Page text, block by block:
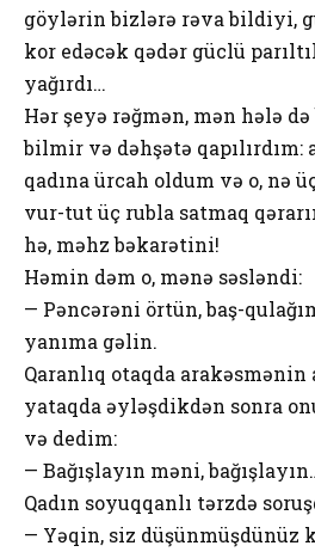
göylərin bizlərə rəva bildiyi,
kor edəcək qədər güclü
yağırdı…
Hər şeyə rəğmən, mən hələ
bilmir və dəhşətə qapılırdım:
qadına ürcah oldum və o, nə
vur-tut üç rubla satmaq
hə, məhz bəkarətini!
Həmin dəm o, mənə səsləndi:
— Pəncərəni örtün, baş-
yanıma gəlin.
Qaranlıq otaqda arakəsmənin
yataqda əyləşdikdən sonra
və dedim:
— Bağışlayın məni,
Qadın soyuqqanlı tərzdə
— Yəqin, siz düşünmüşdünüz